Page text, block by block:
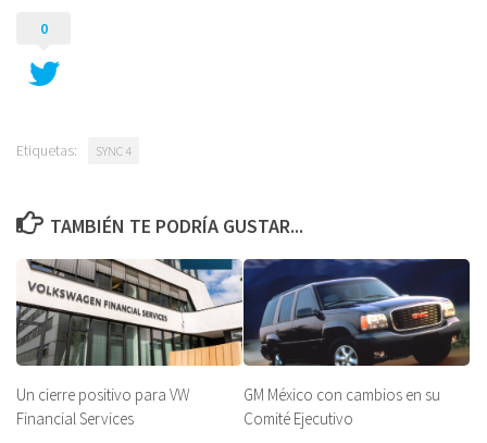
0
Etiquetas: SYNC 4
TAMBIÉN TE PODRÍA GUSTAR...
Un cierre positivo para VW
Financial Services
GM México con cambios en su
Comité Ejecutivo